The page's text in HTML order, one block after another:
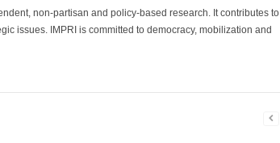
non-partisan and policy-based research. It contributes to
issues. IMPRI is committed to democracy, mobilization and